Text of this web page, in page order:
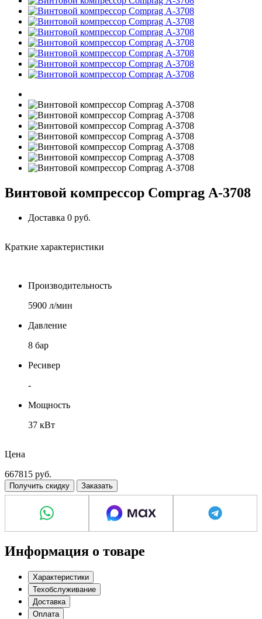
Винтовой компрессор Comprag А-3708
Доставка 0 руб.
Краткие характеристики
Производительность
5900 л/мин
Давление
8 бар
Ресивер
-
Мощность
37 кВт
Цена
667815 руб.
Получить скидку Заказать
Информация о товаре
Характеристики
Техобслуживание
Доставка
Оплата